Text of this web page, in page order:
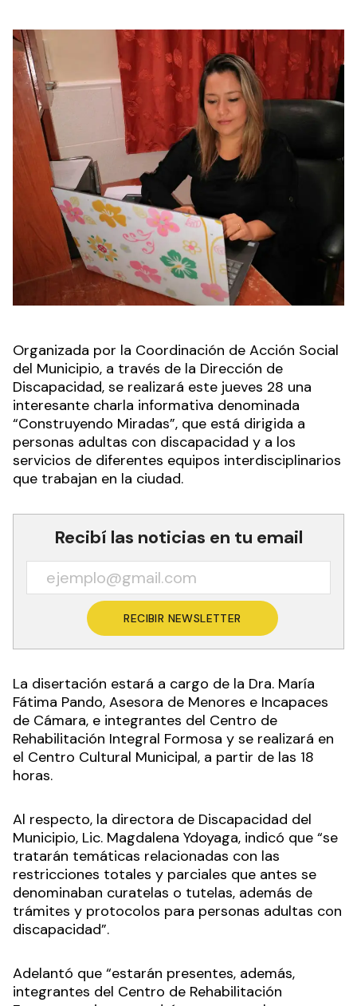
Organizada por la Coordinación de Acción Social
del Municipio, a través de la Dirección de
Discapacidad, se realizará este jueves 28 una
interesante charla informativa denominada
“Construyendo Miradas”, que está dirigida a
personas adultas con discapacidad y a los
servicios de diferentes equipos interdisciplinarios
que trabajan en la ciudad.
Recibí las noticias en tu email
RECIBIR NEWSLETTER
La disertación estará a cargo de la Dra. María
Fátima Pando, Asesora de Menores e Incapaces
de Cámara, e integrantes del Centro de
Rehabilitación Integral Formosa y se realizará en
el Centro Cultural Municipal, a partir de las 18
horas.
Al respecto, la directora de Discapacidad del
Municipio, Lic. Magdalena Ydoyaga, indicó que “se
tratarán temáticas relacionadas con las
restricciones totales y parciales que antes se
denominaban curatelas o tutelas, además de
trámites y protocolos para personas adultas con
discapacidad”.
Adelantó que “estarán presentes, además,
integrantes del Centro de Rehabilitación